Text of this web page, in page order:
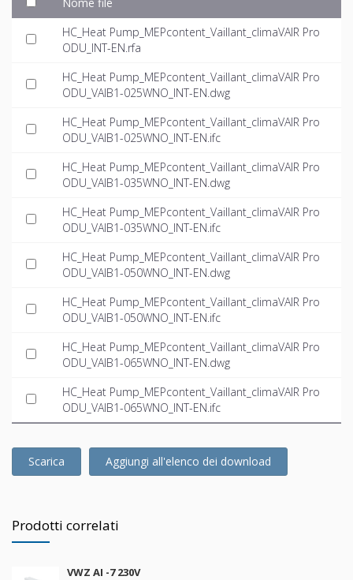
HC_Heat Pump_MEPcontent_Vaillant_climaVAIR Pro
ODU_INT-EN.rfa
HC_Heat Pump_MEPcontent_Vaillant_climaVAIR Pro
ODU_VAIB1-025WNO_INT-EN.dwg
HC_Heat Pump_MEPcontent_Vaillant_climaVAIR Pro
ODU_VAIB1-025WNO_INT-EN.ifc
HC_Heat Pump_MEPcontent_Vaillant_climaVAIR Pro
ODU_VAIB1-035WNO_INT-EN.dwg
HC_Heat Pump_MEPcontent_Vaillant_climaVAIR Pro
ODU_VAIB1-035WNO_INT-EN.ifc
HC_Heat Pump_MEPcontent_Vaillant_climaVAIR Pro
ODU_VAIB1-050WNO_INT-EN.dwg
HC_Heat Pump_MEPcontent_Vaillant_climaVAIR Pro
ODU_VAIB1-050WNO_INT-EN.ifc
HC_Heat Pump_MEPcontent_Vaillant_climaVAIR Pro
ODU_VAIB1-065WNO_INT-EN.dwg
HC_Heat Pump_MEPcontent_Vaillant_climaVAIR Pro
ODU_VAIB1-065WNO_INT-EN.ifc
Scarica Aggiungi all'elenco dei download
Prodotti correlati
VWZ AI -7 230V